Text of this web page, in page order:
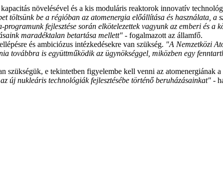
növelésével és a kis moduláris reaktorok innovatív
töltsünk be a régióban az atomenergia előállítása és használata, a
fejlesztése során elkötelezettek vagyunk az emberi és a
maradéktalan betartása mellett" - fogalmazott az államfő.
és ambiciózus intézkedésekre van szükség. "A Nemzetközi
továbbra is együttműködik az ügynökséggel, miközben egy
e tekintetben figyelembe kell venni az atomenergiának
új nukleáris technológiák fejlesztésébe történő beruházásainkat" -